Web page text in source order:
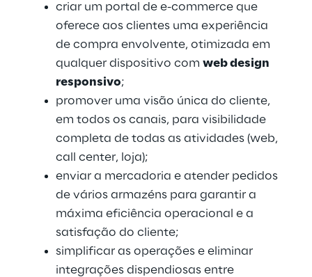
criar um portal de e-commerce que
oferece aos clientes uma experiência
de compra envolvente, otimizada em
qualquer dispositivo com web design
responsivo;
promover uma visão única do cliente,
em todos os canais, para visibilidade
completa de todas as atividades (web,
call center, loja);
enviar a mercadoria e atender pedidos
de vários armazéns para garantir a
máxima eficiência operacional e a
satisfação do cliente;
simplificar as operações e eliminar
integrações dispendiosas entre